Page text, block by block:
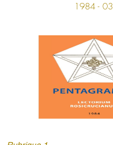
1984 - 03